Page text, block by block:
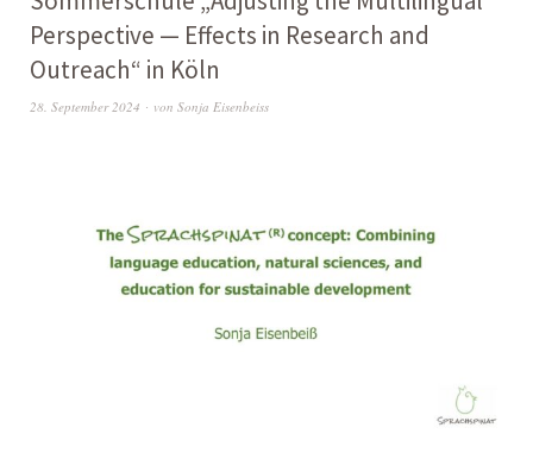
Perspective — Effects in Research and
Outreach“ in Köln
28. September 2024 von Sonja Eisenbeiss